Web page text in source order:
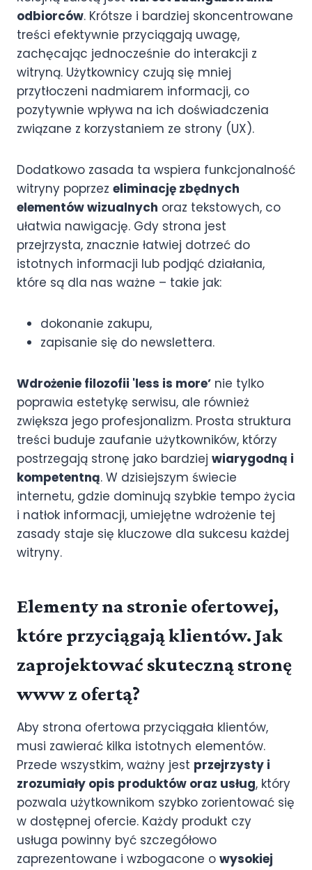
odbiorców. Krótsze i bardziej skoncentrowane
treści efektywnie przyciągają uwagę,
zachęcając jednocześnie do interakcji z
witryną. Użytkownicy czują się mniej
przytłoczeni nadmiarem informacji, co
pozytywnie wpływa na ich doświadczenia
związane z korzystaniem ze strony (UX).
Dodatkowo zasada ta wspiera funkcjonalność
witryny poprzez eliminację zbędnych
elementów wizualnych oraz tekstowych, co
ułatwia nawigację. Gdy strona jest
przejrzysta, znacznie łatwiej dotrzeć do
istotnych informacji lub podjąć działania,
które są dla nas ważne – takie jak:
dokonanie zakupu,
zapisanie się do newslettera.
Wdrożenie filozofii 'less is more’ nie tylko
poprawia estetykę serwisu, ale również
zwiększa jego profesjonalizm. Prosta struktura
treści buduje zaufanie użytkowników, którzy
postrzegają stronę jako bardziej wiarygodną i
kompetentną. W dzisiejszym świecie
internetu, gdzie dominują szybkie tempo życia
i natłok informacji, umiejętne wdrożenie tej
zasady staje się kluczowe dla sukcesu każdej
witryny.
Elementy na stronie ofertowej,
które przyciągają klientów. Jak
zaprojektować skuteczną stronę
www z ofertą?
Aby strona ofertowa przyciągała klientów,
musi zawierać kilka istotnych elementów.
Przede wszystkim, ważny jest przejrzysty i
zrozumiały opis produktów oraz usług, który
pozwala użytkownikom szybko zorientować się
w dostępnej ofercie. Każdy produkt czy
usługa powinny być szczegółowo
zaprezentowane i wzbogacone o wysokiej